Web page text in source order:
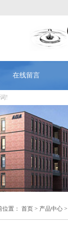
在线留言
位置： 首页 > 产品中心 >